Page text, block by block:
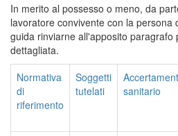
In merito al possesso o meno, da
lavoratore convivente con la persona
guida rinviarne all'apposito paragrafo
dettagliata.
Normativa
di
riferimento
Soggetti
tutelati
sanitario